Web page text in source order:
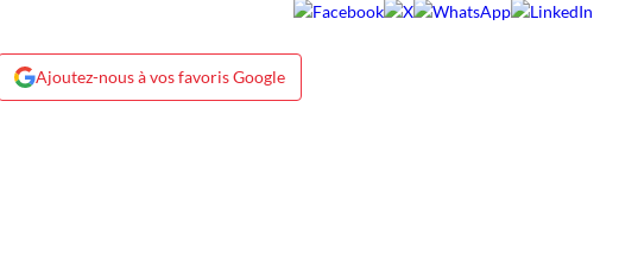
Ajoutez-nous à vos favoris Google